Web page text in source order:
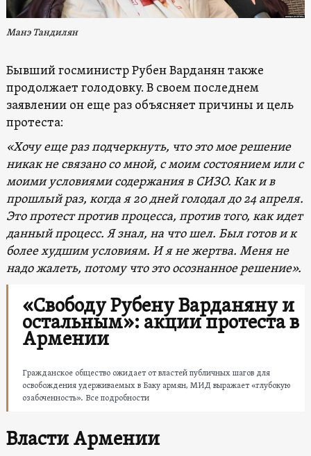
Манэ Тандилян
Бывший госминистр Рубен Варданян также
продолжает голодовку. В своем последнем
заявлении он еще раз объясняет причины и цель
протеста:
«Хочу еще раз подчеркнуть, что это мое решение
никак не связано со мной, с моим состоянием или с
моими условиями содержания в СИЗО. Как и в
прошлый раз, когда я 20 дней голодал до 24 апреля.
Это протест против процесса, против того, как идет
данный процесс. Я знал, на что шел. Был готов и к
более худшим условиям. И я не жертва. Меня не
надо жалеть, потому что это осознанное решение».
«Cвободу Рубену Варданяну и
остальным»: акции протеста в
Армении
Гражданское общество ожидает от властей публичных шагов для
освобождения удерживаемых в Баку армян, МИД выражает «глубокую
озабоченность». Все подробности
Власти Армении